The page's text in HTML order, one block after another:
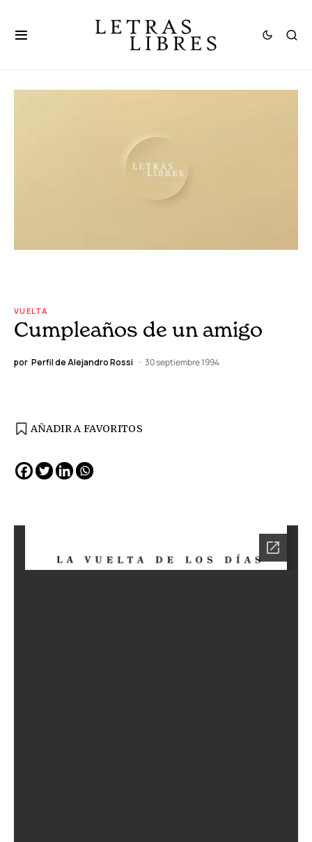
VUELTA
Cumpleaños de un amigo
por Perfil de Alejandro Rossi 30 septiembre 1994
AÑADIR A FAVORITOS